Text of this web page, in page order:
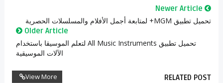
Newer Article
تحميل تطبيق MGM+ لمتابعة أجمل الأفلام والمسلسلات الحصرية
Older Article
تحميل تطبيق All Music Instruments لتعلم الموسيقا باستخدام
الآلات الموسيقية
RELATED POST
View More